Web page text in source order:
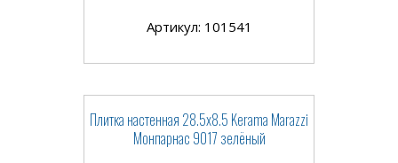
Артикул: 101541
Плитка настенная 28.5x8.5 Kerama Marazzi
Монпарнас 9017 зелёный